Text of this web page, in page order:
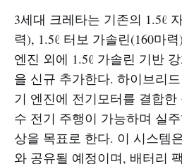
3세대 크레타는 기존의 1.5ℓ
력), 1.5ℓ 터보 가솔린(160마
엔진 외에 1.5ℓ 가솔린 기반
을 신규 추가한다. 하이브리
기 엔진에 전기모터를 결합
수 전기 주행이 가능하며 실
상을 목표로 한다. 이 시스템
와 공유될 예정이며, 배터리